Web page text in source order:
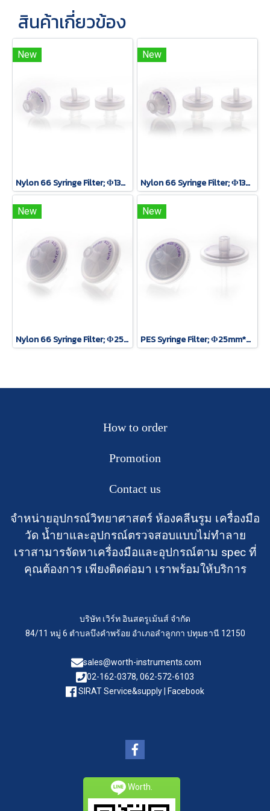
สินค้าเกี่ยวข้อง
New
Nylon 66 Syringe Filter; Φ13mm*0.22um, 100 pcs/pack
New
Nylon 66 Syringe Filter; Φ13mm*0.45um, 100 pcs/pack
New
Nylon 66 Syringe Filter; Φ25mm*0.22um, 100 pcs/pack
New
PES Syringe Filter; Φ25mm*0.45um, 100 pcs/pack
How to order
Promotion
Contact us
จำหน่ายอุปกรณ์วิทยาศาสตร์ ห้องคลีนรูม เครื่องมือ
วัด น้ำยาและอุปกรณ์ตรวจสอบแบบไม่ทำลาย
เราสามารจัดหาเครื่องมือและอุปกรณ์ตาม spec ที่
คุณต้องการ เพียงติดต่อมา เราพร้อมให้บริการ
บริษัท เวิร์ท อินสตรูเม้นส์ จำกัด
84/11 หมู่ 6 ตำบลบึงคำพร้อย อำเภอลำลูกกา ปทุมธานี 12150
sales@worth-instruments.com
02-162-0378, 062-572-6103
SIRAT Service&supply | Facebook
Worth.